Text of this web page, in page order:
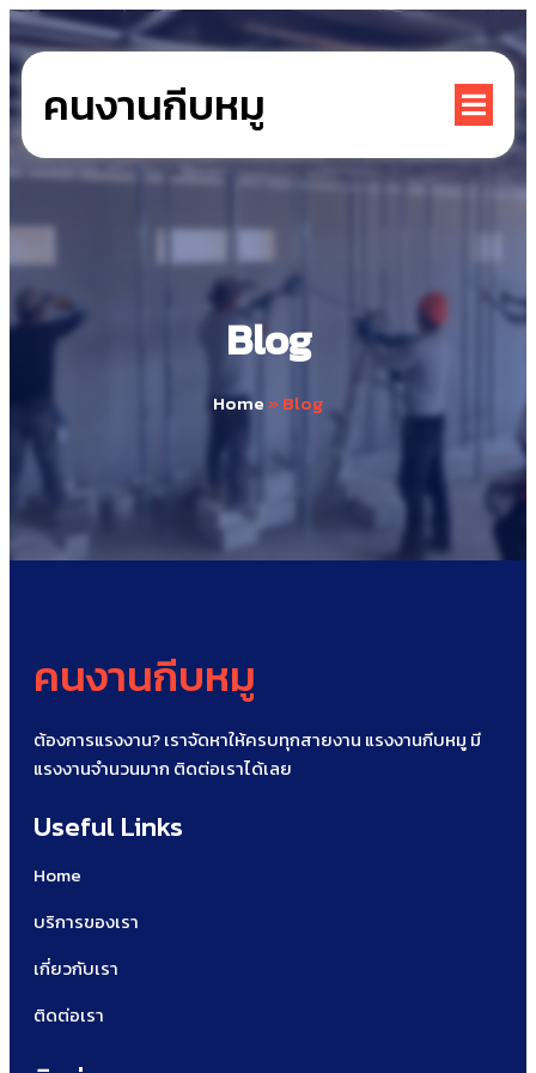
คนงานกีบหมู
Blog
Home»Blog
คนงานกีบหมู
ต้องการแรงงาน? เราจัดหาให้ครบทุกสายงาน แรงงานกีบหมู มี
แรงงานจำนวนมาก ติดต่อเราได้เลย
Useful Links
Home
บริการของเรา
เกี่ยวกับเรา
ติดต่อเรา